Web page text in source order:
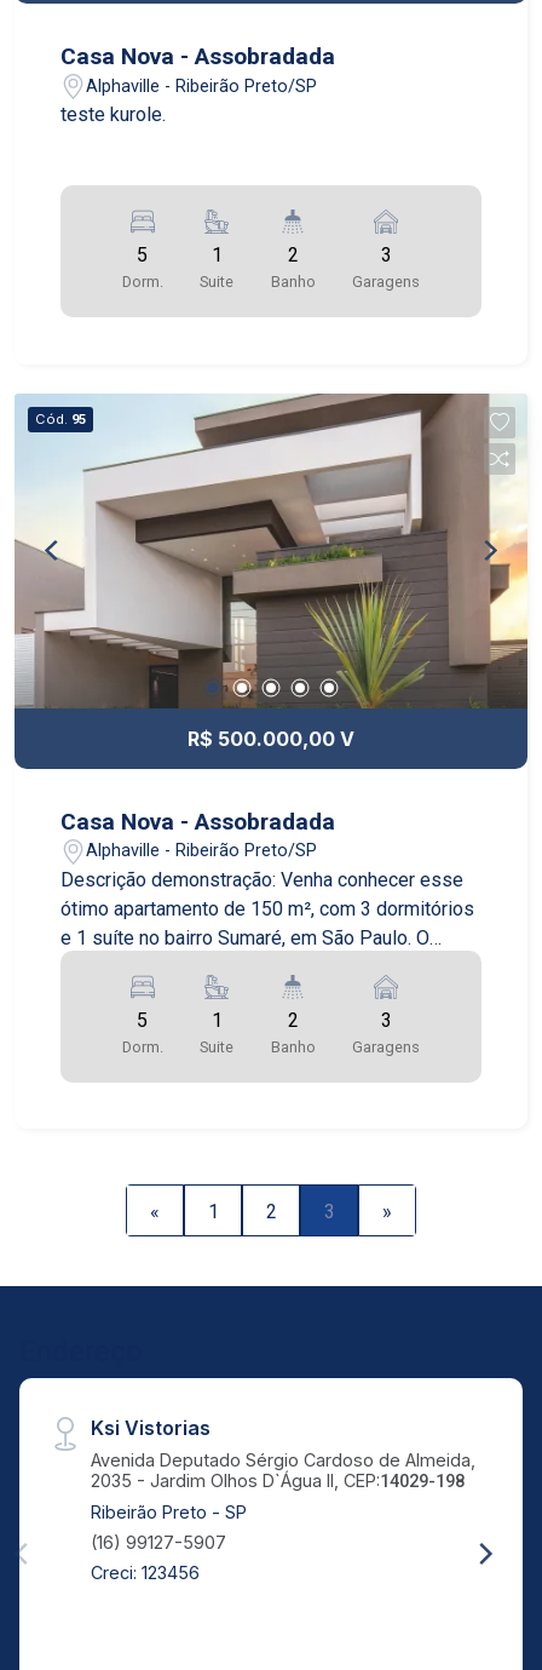
Casa Nova - Assobradada
Alphaville - Ribeirão Preto/SP
teste kurole.
5
Dorm.
1
Suite
2
Banho
3
Garagens
Cód. 95
R$ 500.000,00 V
Casa Nova - Assobradada
Alphaville - Ribeirão Preto/SP
Descrição demonstração: Venha conhecer esse
ótimo apartamento de 150 m², com 3 dormitórios
e 1 suíte no bairro Sumaré, em São Paulo. O
apartamento é novo e está em excelente estado
de conservação. O imóvel já está mobiliado e fica
no 13º andar, proporcionando uma maravilhosa
vista da região do Sumaré. Cozinha equipada e
ótimo living com dois ambientes. Suíte com
piscina, quadra poliesportiva, academia, salão de
jogos, salão de festas e churrasqueira. Para sua
horas, controlando o fluxo de entrada e saída dos
5
Dorm.
1
Suite
2
Banho
3
Garagens
« 1 2 3 »
Ksi Vistorias
Avenida Deputado Sérgio Cardoso de Almeida,
2035 - Jardim Olhos D`Água II, CEP:14029-198
Ribeirão Preto - SP
(16) 99127-5907
Creci: 123456